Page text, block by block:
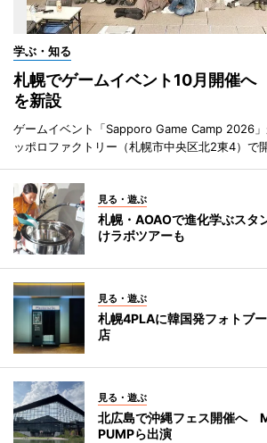
学ぶ・知る
札幌でゲームイベント10月開催
を新設
ゲームイベント「Sapporo Game Camp 2026
ッポロファクトリー（札幌市中央区北2東4）で
見る・遊ぶ
札幌・AOAOで進化学ぶス
けラボツアーも
見る・遊ぶ
札幌4PLAに韓国発フォトブ
店
見る・遊ぶ
北広島で沖縄フェス開催へ
PUMPら出演